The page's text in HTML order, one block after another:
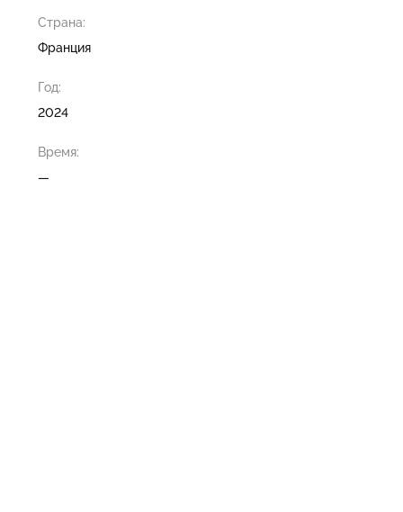
Страна:
Франция
Год:
2024
Время:
—